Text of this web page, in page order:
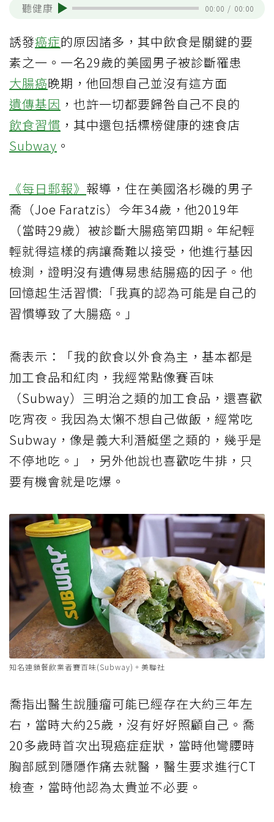
聽健康 00:00 / 00:00
誘發癌症的原因諸多，其中飲食是關鍵的要
素之一。一名29歲的美國男子被診斷罹患
大腸癌晚期，他回想自己並沒有這方面
遺傳基因 ，也許一切都要歸咎自己不良的
飲食習慣 ，其中還包括標榜健康的速食店
Subway 。
《每日郵報》 報導，住在美國洛杉磯的男子
喬（Joe Faratzis）今年34歲，他2019年
（當時29歲）被診斷大腸癌第四期。年紀輕
輕就得這樣的病讓喬難以接受，他進行基因
檢測，證明沒有遺傳易患結腸癌的因子。他
回憶起生活習慣:「我真的認為可能是自己的
習慣導致了大腸癌。」
喬表示：「我的飲食以外食為主，基本都是
加工食品和紅肉，我經常點像賽百味
（Subway）三明治之類的加工食品，還喜歡
吃宵夜。我因為太懶不想自己做飯，經常吃
Subway，像是義大利潛艇堡之類的，幾乎是
不停地吃。」，另外他說也喜歡吃牛排，只
要有機會就是吃爆。
知名連鎖餐飲業者賽百味(Subway)。美聯社
喬指出醫生說腫瘤可能已經存在大約三年左
右，當時大約25歲，沒有好好照顧自己。喬
20多歲時首次出現癌症症狀，當時他彎腰時
胸部感到隱隱作痛去就醫，醫生要求進行CT
檢查，當時他認為太貴並不必要。